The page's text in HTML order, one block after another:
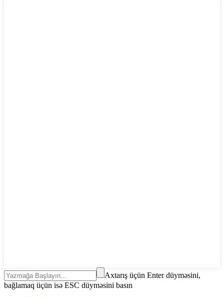
Axtarış üçün Enter düyməsini,
bağlamaq üçün isə ESC düyməsini basın